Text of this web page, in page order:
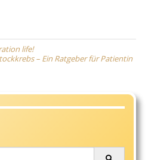
life!
– Ein Ratgeber für Patientin